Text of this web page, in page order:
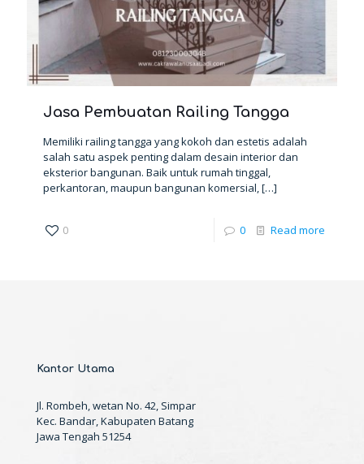
Jasa Pembuatan Railing Tangga
Memiliki railing tangga yang kokoh dan estetis adalah
salah satu aspek penting dalam desain interior dan
eksterior bangunan. Baik untuk rumah tinggal,
perkantoran, maupun bangunan komersial, […]
0 0 Read more
Kantor Utama
Jl. Rombeh, wetan No. 42, Simpar
Kec. Bandar, Kabupaten Batang
Jawa Tengah 51254